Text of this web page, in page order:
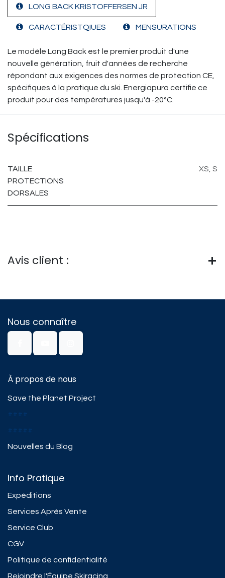
LONG BACK KRISTOFFERSEN JR
CARACTÉRISTQIUES MENSURATIONS
Le modèle Long Back est le premier produit d'une
nouvelle génération, fruit d'années de recherche
répondant aux exigences des normes de protection CE,
spécifiques à la pratique du ski. Energiapura certifie ce
produit pour des températures jusqu'à -20°C.
Spécifications
TAILLE
PROTECTIONS
DORSALES
XS S
Avis client :
Nous connaître
À propos de nous
Save the Planet Project
####
#####
Nouvelles du Blog
Info Pratique
Expéditions
Services Après Vente
Service Club
CGV
Politique de confidentialité
Rejoindre l'Équipe Skiracing